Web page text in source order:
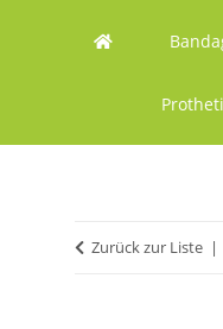
Zurück zur Liste